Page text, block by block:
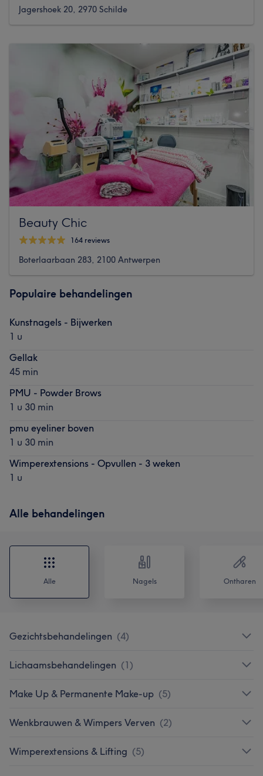
Jagershoek 20, 2970 Schilde
Beauty Chic
164 reviews
Boterlaarbaan 283, 2100 Antwerpen
Populaire behandelingen
Kunstnagels - Bijwerken
1 u
Gellak
45 min
PMU - Powder Brows
1 u 30 min
pmu eyeliner boven
1 u 30 min
Wimperextensions - Opvullen - 3 weken
1 u
Alle behandelingen
Alle Nagels Ontharen
Gezichtsbehandelingen (4)
Lichaamsbehandelingen (1)
Make Up & Permanente Make-up (5)
Wenkbrauwen & Wimpers Verven (2)
Wimperextensions & Lifting (5)